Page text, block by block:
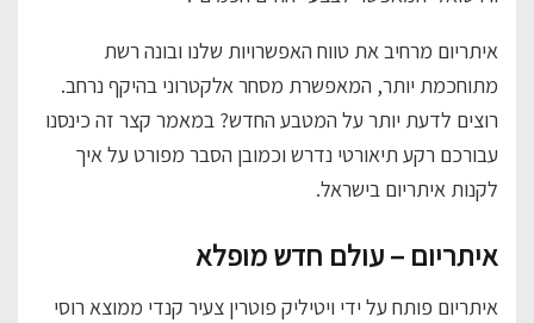
איתריום מרחיב את טווח האפשרויות שלנו ובונה רשת
מתוחכמת יותר, המאפשרת מסחר אלקטרוני בהיקף נרחב.
רוצים לדעת יותר על המטבע החדש? במאמר קצר זה כינסנו
עבורכם רקע תיאורטי נדרש וכמובן הסבר מפורט על איך
לקנות איתריום בישראל.
איתריום – עולם חדש מופלא
איתריום פותח על ידי ויטיליק פוטרין צעיר קנדי ממוצא רוסי